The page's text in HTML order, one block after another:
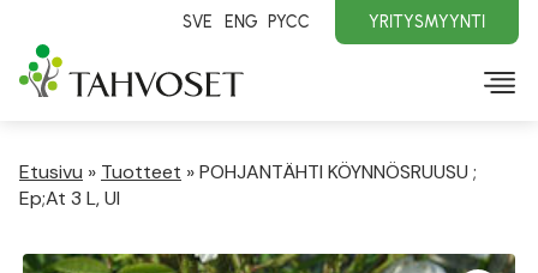
SVE ENG PYCC YRITYSMYYNTI
Etusivu » Tuotteet »POHJANTÄHTI KÖYNNÖSRUUSU ;
Ep;At 3 L, Ul